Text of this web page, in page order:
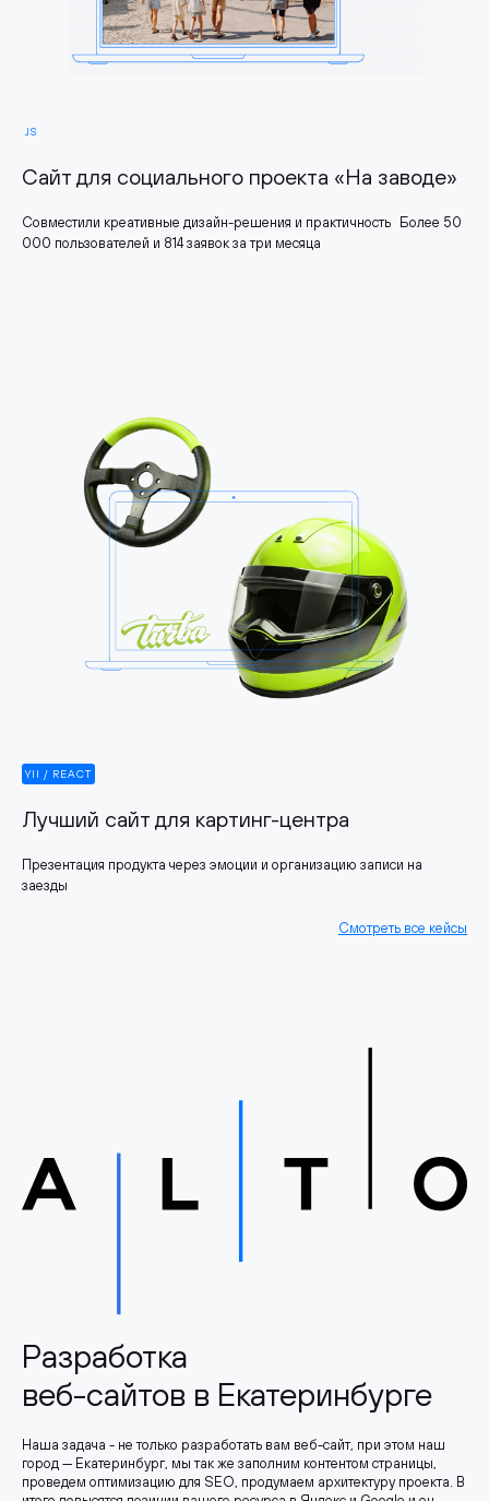
JS
Сайт для социального проекта «На заводе»
Совместили креативные дизайн-решения и практичность Более 50
000 пользователей и 814 заявок за три месяца
YII / REACT
Лучший сайт для картинг-центра
Презентация продукта через эмоции и организацию записи на
заезды
Смотреть все кейсы
Разработка
веб-сайтов в Екатеринбурге
Наша задача - не только разработать вам веб-сайт, при этом наш
город — Екатеринбург, мы так же заполним контентом страницы,
проведем оптимизацию для SEO, продумаем архитектуру проекта. В